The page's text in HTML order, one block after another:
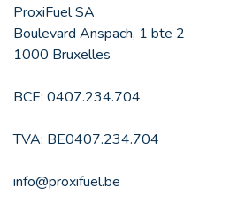
ProxiFuel SA
Boulevard Anspach, 1 bte 2
1000 Bruxelles
BCE: 0407.234.704
TVA: BE0407.234.704
info@proxifuel.be